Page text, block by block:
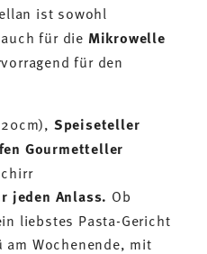
ist sowohl
für die Mikrowelle
für den
Speiseteller
Gourmetteller
jeden Anlass. Ob
liebstes Pasta-Gericht
am Wochenende, mit